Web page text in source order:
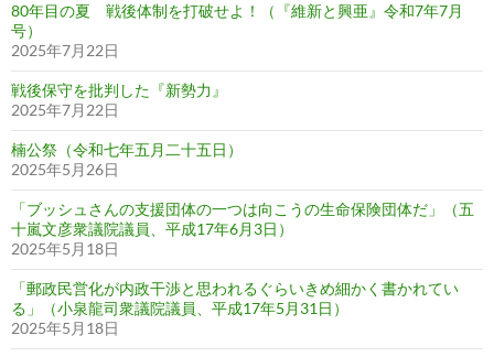
80年目の夏 戦後体制を打破せよ！（『維新と興亜』令和7年7月
号）
2025年7月22日
戦後保守を批判した『新勢力』
2025年7月22日
楠公祭（令和七年五月二十五日）
2025年5月26日
「ブッシュさんの支援団体の一つは向こうの生命保険団体だ」（五
十嵐文彦衆議院議員、平成17年6月3日）
2025年5月18日
「郵政民営化が内政干渉と思われるぐらいきめ細かく書かれてい
る」（小泉龍司衆議院議員、平成17年5月31日）
2025年5月18日